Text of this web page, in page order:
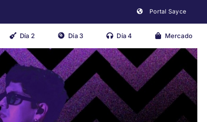
Portal Sayce
Día 2 Día 3 Día 4 Mercado
Close